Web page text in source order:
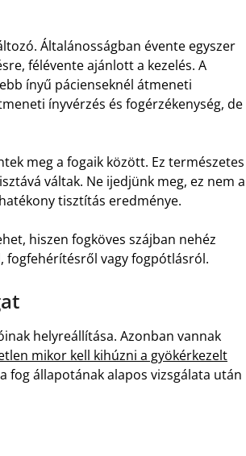
Általánosságban évente egyszer
félévente ajánlott a kezelés. A
ínyű pácienseknél átmeneti
ínyvérzés és fogérzékenység, de
meg a fogaik között. Ez természetes
váltak. Ne ijedjünk meg, ez nem a
tisztítás eredménye.
hiszen fogköves szájban nehéz
fogfehérítésről vagy fogpótlásról.
helyreállítása. Azonban vannak
mikor kell kihúzni a gyökérkezelt
fog állapotának alapos vizsgálata után